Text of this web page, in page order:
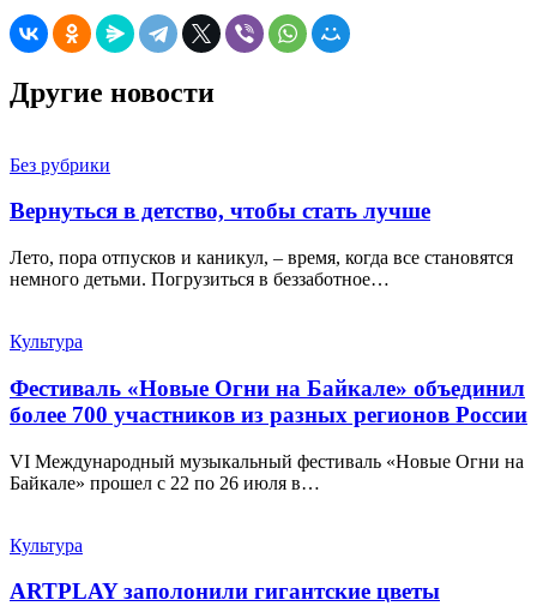
Другие новости
Без рубрики
Вернуться в детство, чтобы стать лучше
Лето, пора отпусков и каникул, – время, когда все становятся
немного детьми. Погрузиться в беззаботное…
Культура
Фестиваль «Новые Огни на Байкале» объединил
более 700 участников из разных регионов России
VI Международный музыкальный фестиваль «Новые Огни на
Байкале» прошел с 22 по 26 июля в…
Культура
ARTPLAY заполонили гигантские цветы